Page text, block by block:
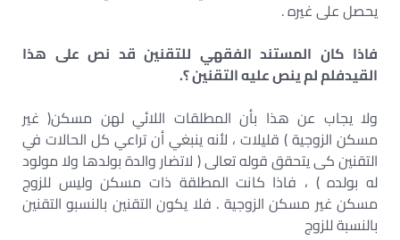
يحصل على غيره .
فاذا كان المستند الفقهي للتقنين قد نص على هذا
القيدفلم لم ينص عليه التقنين ؟.
ولا يجاب عن هذا بأن المطلقات اللائي لهن مسکن( غير
مسكن الزوجية ) قليلات ، لأنه ينبغي أن تراعي كل الحالات في
التقنين کی يتحقق قوله تعالى ( لاتضار والدة بولدها ولا مولود
له بولده ) ، فاذا كانت المطلقة ذات مسکن وليس للزوج
مسكن غير مسكن الزوجية . فلا يكون التقنين بالنسبو التقنين
بالنسبة للزوج